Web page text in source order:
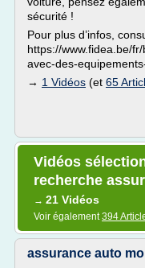
sécurité !
Pour plus d’infos,
https://www.fidea.be/
avec-des-
→ 1 Vidéos (et 65
Vidéos
recherche
→ 21 Vidéos
Voir également394
assurance auto